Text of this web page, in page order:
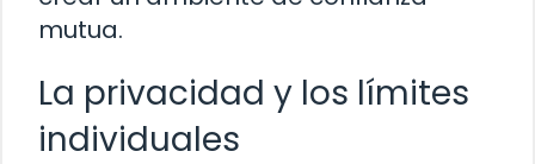
mutua.
La privacidad y los límites
individuales